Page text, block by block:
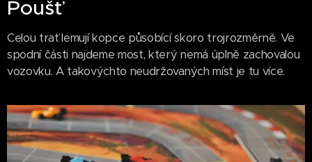
Poušť
Celou trať lemují kopce působící skoro trojrozměrně. Ve
spodní části najdeme most, který nemá úplně zachovalou
vozovku. A takovýchto neudržovaných míst je tu více.